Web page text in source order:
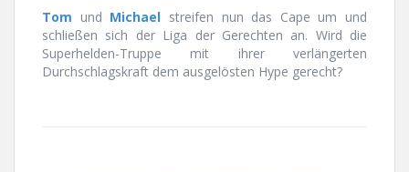
Tom und Michael streifen nun das Cape um und
schließen sich der Liga der Gerechten an. Wird die
Superhelden-Truppe mit ihrer verlängerten
Durchschlagskraft dem ausgelösten Hype gerecht?